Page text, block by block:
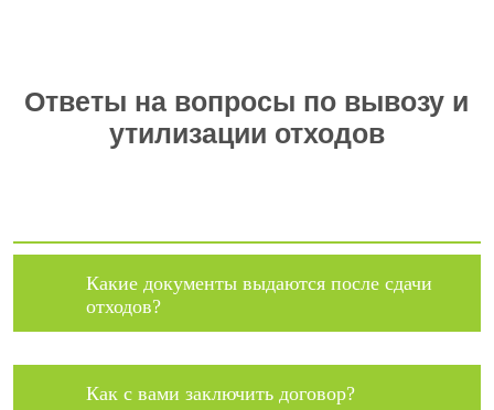
Ответы на вопросы по вывозу и
утилизации отходов
Какие документы выдаются после сдачи
отходов?
Как с вами заключить договор?